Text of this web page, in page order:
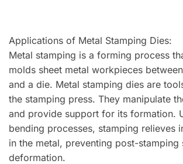
Applications of Metal Stamping Dies:
Metal stamping is a forming process
molds sheet metal workpieces
and a die. Metal stamping dies are
the stamping press. They manipulate
and provide support for its formation.
bending processes, stamping relieves
in the metal, preventing post-
deformation.